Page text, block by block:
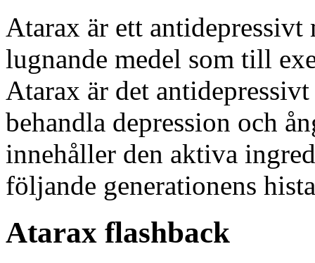
Atarax är ett
lugnande medel som till
Atarax är det
behandla depression och
innehåller den aktiva
följande generationens
Atarax flashback